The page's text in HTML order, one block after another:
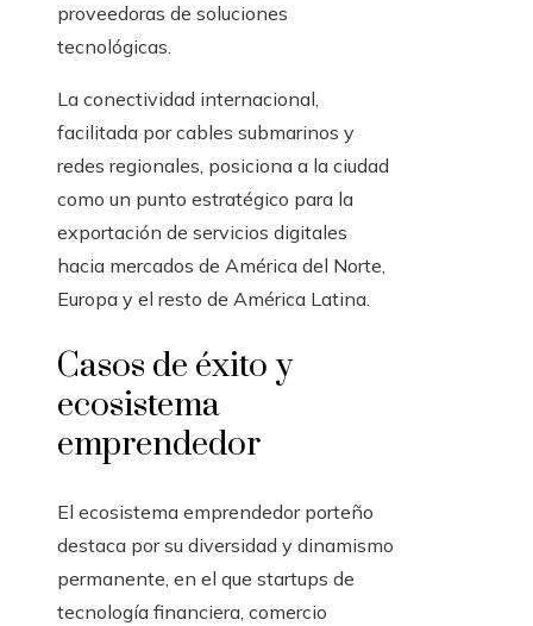
proveedoras de soluciones
tecnológicas.
La conectividad internacional,
facilitada por cables submarinos y
redes regionales, posiciona a la ciudad
como un punto estratégico para la
exportación de servicios digitales
hacia mercados de América del Norte,
Europa y el resto de América Latina.
Casos de éxito y
ecosistema
emprendedor
El ecosistema emprendedor porteño
destaca por su diversidad y dinamismo
permanente, en el que startups de
tecnología financiera, comercio